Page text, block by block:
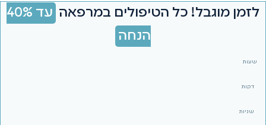
לזמן מוגבל! כל הטיפולים במרפאה
עד 40%
הנחה
שעות
דקות
שניות